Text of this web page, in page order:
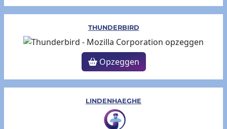
THUNDERBIRD
Opzeggen
LINDENHAEGHE